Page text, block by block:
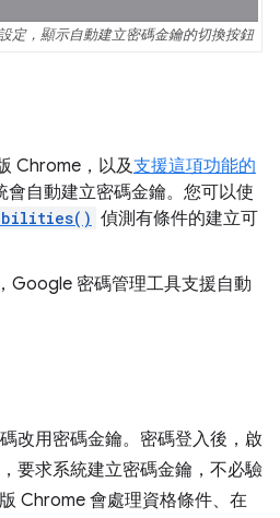
定，顯示自動建立密碼金鑰的切換按鈕
Chrome，以及支援這項功能的
會自動建立密碼金鑰。您可以使
偵測有條件的建立可
Google 密碼管理工具支援自動
改用密碼金鑰。密碼登入後，啟
要求系統建立密碼金鑰，不必驗
Chrome 會處理資格條件、在